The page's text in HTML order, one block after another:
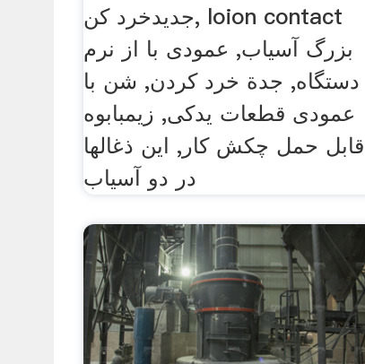
جدیدخرد کن, loion contact
بزرگ آسیاب, عمودی با از نرم
دستگاه, جدة خرد کردن, شن با
عمودی قطعات یدکی, زیمبابوه
قابل حمل چکش کار, این ذغالها
در دو آسیاب